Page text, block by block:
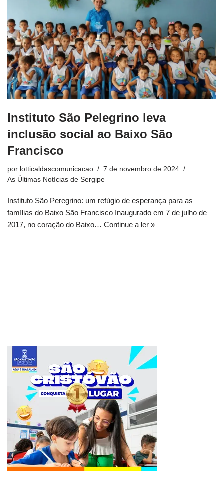
Instituto São Pelegrino leva
inclusão social ao Baixo São
Francisco
por lotticaldascomunicacao
7 de novembro de 2024
As Últimas Notícias de Sergipe
Instituto São Peregrino: um refúgio de esperança para as
famílias do Baixo São Francisco Inaugurado em 7 de julho de
2017, no coração do Baixo… Continue a ler »